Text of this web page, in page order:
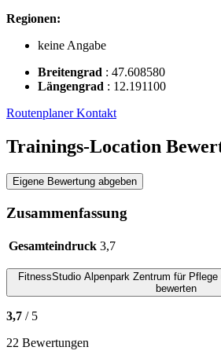
Regionen:
keine Angabe
Breitengrad : 47.608580
Längengrad : 12.191100
RoutenplanerKontakt
Trainings-Location
Eigene Bewertung abgeben
Zusammenfassung
Gesamteindruck 3,7
FitnessStudio Alpenpark Zentrum für Pflege
bewerten
3,7 / 5
22 Bewertungen